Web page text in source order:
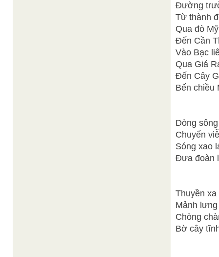
Đường
Từ thành
Qua đò
Đến Cần
Vào Bạc
Qua Giá
Đến Cây
Bến chiều
Dòng
Chuyến
Sóng xao
Đưa đoàn
Thuyền
Mảnh
Chòng
Bờ cây